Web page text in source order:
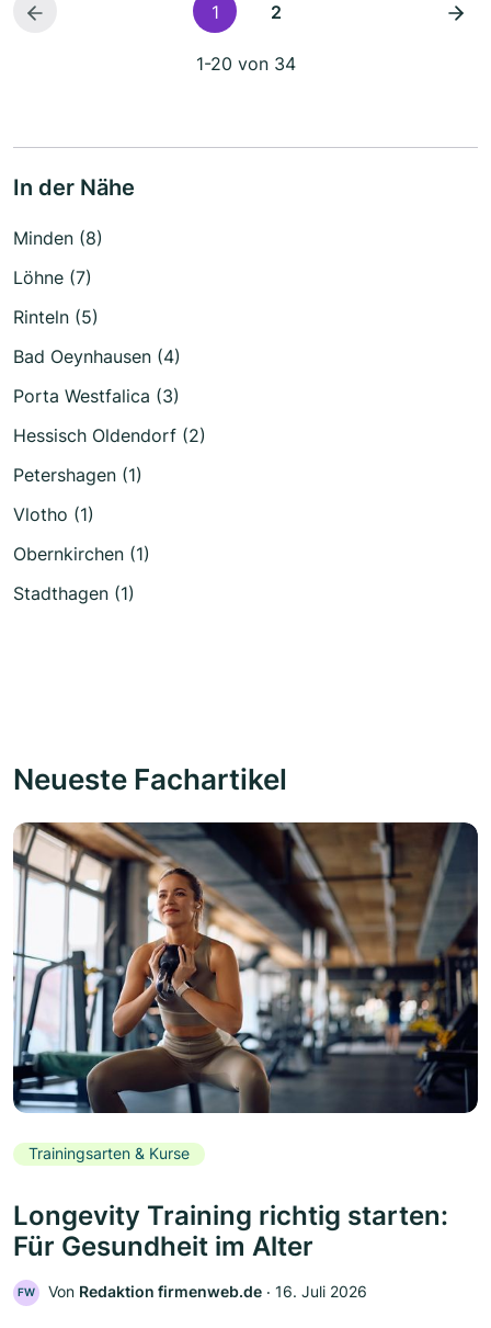
1 2
1-20 von 34
In der Nähe
Minden (8)
Löhne (7)
Rinteln (5)
Bad Oeynhausen (4)
Porta Westfalica (3)
Hessisch Oldendorf (2)
Petershagen (1)
Vlotho (1)
Obernkirchen (1)
Stadthagen (1)
Neueste Fachartikel
Trainingsarten & Kurse
Longevity Training richtig starten:
Für Gesundheit im Alter
FW Von Redaktion firmenweb.de ‧ 16. Juli 2026